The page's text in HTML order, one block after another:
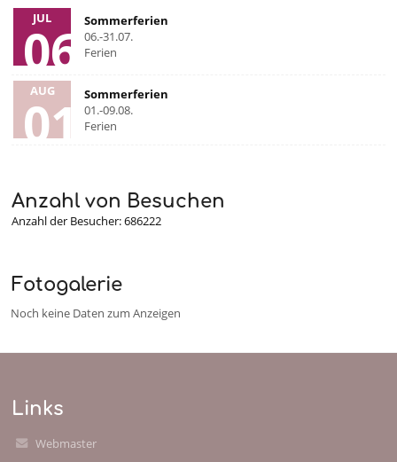
JUL
06
Sommerferien
06.-31.07.
Ferien
AUG
01
Sommerferien
01.-09.08.
Ferien
Anzahl von Besuchen
Anzahl der Besucher: 686222
Fotogalerie
Noch keine Daten zum Anzeigen
Links
Webmaster